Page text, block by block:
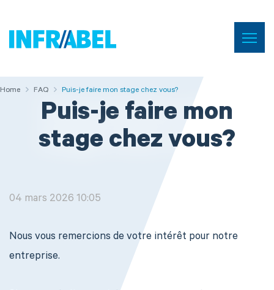
Home Menu
Home FAQ
Home FAQ Puis-je faire mon stage chez vous?
Puis-je faire mon
stage chez vous?
04 mars 2026 10:05
Nous vous remercions de votre intérêt pour notre
entreprise.